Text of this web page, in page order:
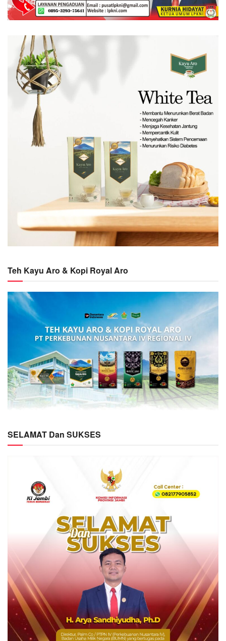
Teh Kayu Aro & Kopi Royal Aro
SELAMAT Dan SUKSES